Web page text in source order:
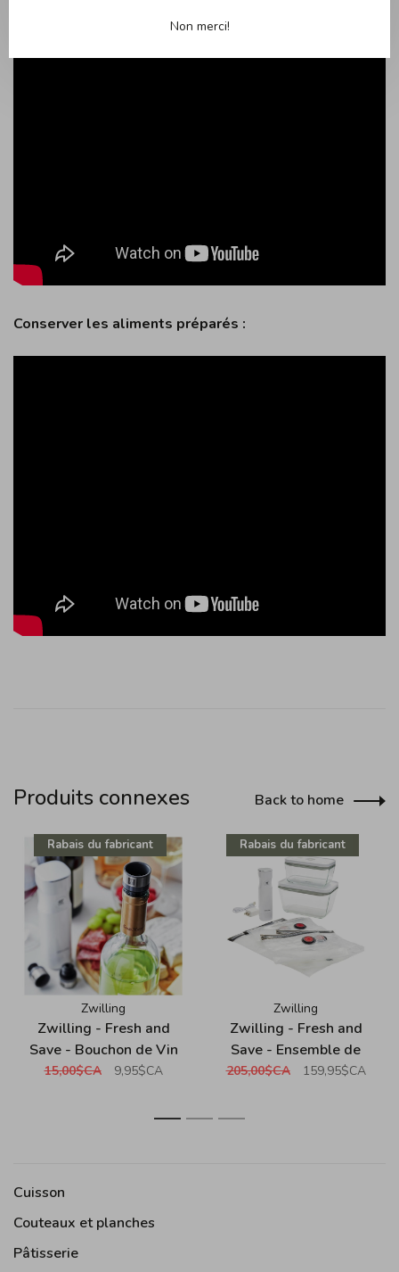
Conserver les aliments préparés :
Produits connexes Back to home
Rabais du fabricant
Zwilling
Zwilling - Fresh and
Save - Bouchon de Vin
Sous Vide
15,00$CA 9,95$CA
Rabais du fabricant
Zwilling
Zwilling - Fresh and
Save - Ensemble de
départ sous vide - Verre
205,00$CA 159,95$CA
1 2 3
Cuisson
Couteaux et planches
Pâtisserie
Non merci!